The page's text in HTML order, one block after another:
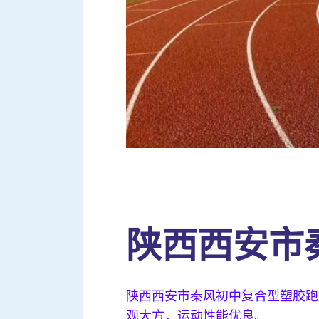
陕西西安
陕西西安市秦风初中复合型塑胶
观大方，运动性能优良。